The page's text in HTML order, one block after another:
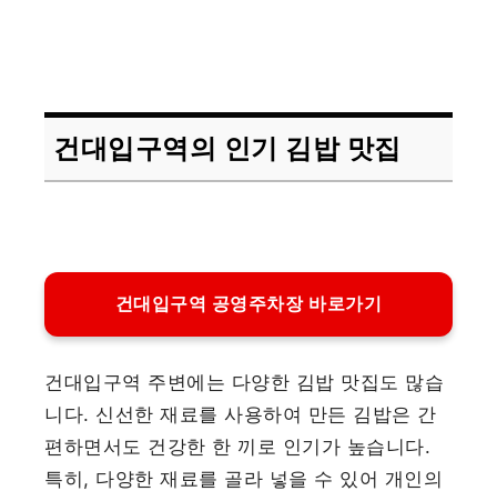
건대입구역의 인기 김밥 맛집
건대입구역 공영주차장 바로가기
건대입구역 주변에는 다양한 김밥 맛집도 많습
니다. 신선한 재료를 사용하여 만든 김밥은 간
편하면서도 건강한 한 끼로 인기가 높습니다.
특히, 다양한 재료를 골라 넣을 수 있어 개인의